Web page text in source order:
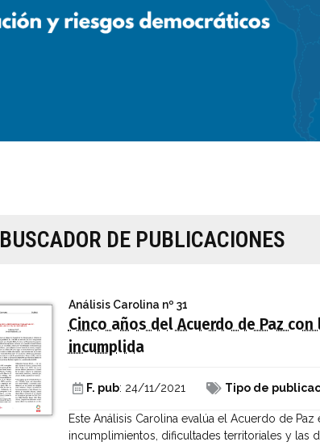
BUSCADOR DE PUBLICACIONES
Análisis Carolina nº 31
Cinco años del Acuerdo de Paz con
incumplida
F. pub: 24/11/2021 Tipo de
Este Análisis Carolina evalúa el Acuerdo de
incumplimientos, dificultades territoriales y las